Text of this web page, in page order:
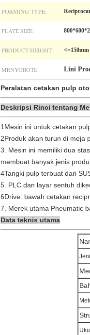
FORMING TYPE:
PLATE SIZE:
PRODUCT HEIGHT: <=150mm
MENYOROTI: Lini
Peralatan cetakan pulp
Deskripsi Rinci tentang
1Mesin ini untuk cetakan
2Produk akan turun di meja
3. Mesin ini memiliki dua
membuat banyak jenis
4Tangki pulp terbuat dari
5. PLC dan layar sentuh
6Drive: bawah cetakan
7. Merek utama Pneumatic
Data teknis utama